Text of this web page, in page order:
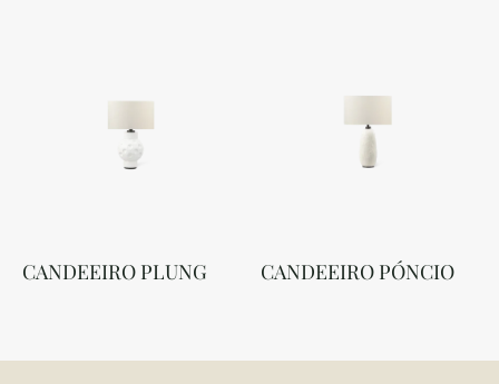
CANDEEIRO PLUNG CANDEEIRO PÓNCIO